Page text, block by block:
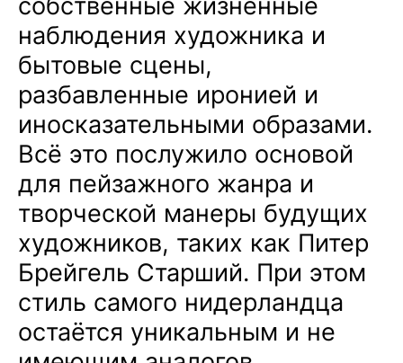
наблюдения художника и
бытовые сцены,
разбавленные иронией и
иносказательными образами.
Всё это послужило основой
для пейзажного жанра и
творческой манеры будущих
художников, таких как Питер
Брейгель Старший. При этом
стиль самого нидерландца
остаётся уникальным и не